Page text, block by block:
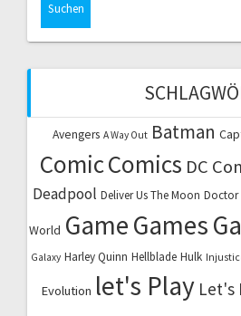
Avengers A Way Out Batman
ComicComics DC
Deadpool Deliver Us The Moon Doctor
World GameGames
Galaxy Harley Quinn Hellblade Hulk
Evolution let's Play Let's